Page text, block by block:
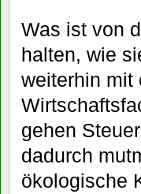
Was ist von
halten, wie
weiterhin mit
gehen
dadurch
ökologische